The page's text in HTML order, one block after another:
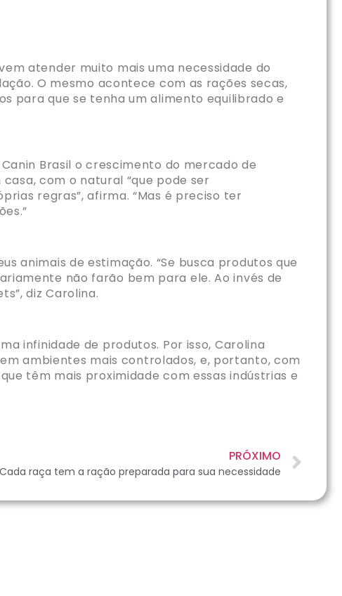
atender muito mais uma necessidade do
O mesmo acontece com as rações secas,
para que se tenha um alimento equilibrado e
Brasil o crescimento do mercado de
com o natural “que pode ser
regras”, afirma. “Mas é preciso ter
animais de estimação. “Se busca produtos que
não farão bem para ele. Ao invés de
diz Carolina.
infinidade de produtos. Por isso, Carolina
ambientes mais controlados, e, portanto, com
têm mais proximidade com essas indústrias e
PRÓXIMO
Cada raça tem a ração preparada para sua necessidade